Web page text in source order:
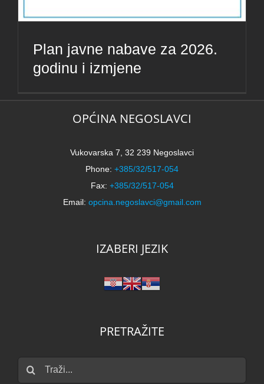
Plan javne nabave za 2026.
godinu i izmjene
OPĆINA NEGOSLAVCI
Vukovarska 7, 32 239 Negoslavci
Phone: +385/32/517-054
Fax: +385/32/517-054
Email: opcina.negoslavci@gmail.com
IZABERI JEZIK
PRETRAŽITE
Traži...